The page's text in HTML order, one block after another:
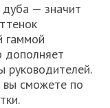
дуба — значит
гаммой
дополняет
руководителей.
вы сможете по